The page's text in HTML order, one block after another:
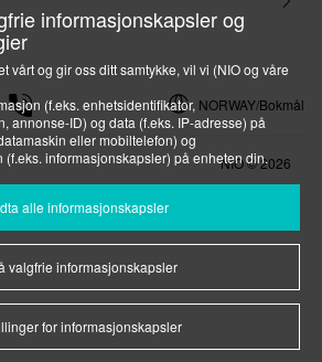
informasjonskapsler og
vårt og gir oss ditt samtykke, vil vi (NIO og våre
(f.eks. enhetsidentifikator,
annonse-ID) og data (f.eks. IP-adresse) på
eller mobiltelefon) og
(f.eks. informasjonskapsler) på enheten din.
nettstedet vårt samt for å tilpasse det for deg
på sosiale medier eller for å tilby deg
tilbake ditt samtykke under overskriften
eller foreta et individuelt valg der.
av samtykket kun har virkning for
og lignende teknologi, kan du
alle informasjonskapsler
valgfrie informasjonskapsler
for informasjonskapsler
NIO Certified
NORWAY/Bokmål
NIO ©2026